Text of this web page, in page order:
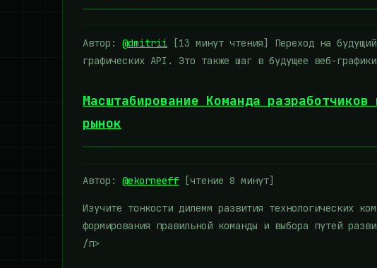
Автор: @dmitrii [13 минут чтения] Переход на будущий
графических API. Это также шаг в будущее веб-
Масштабирование Команда
рынок
Автор: @ekorneeff [чтение 8 минут]
Изучите тонкости дилемм развития технологических
формирования правильной команды и выбора путей
/п>